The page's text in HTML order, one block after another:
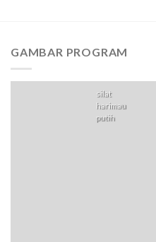
GAMBAR PROGRAM
silat
harimau
putih